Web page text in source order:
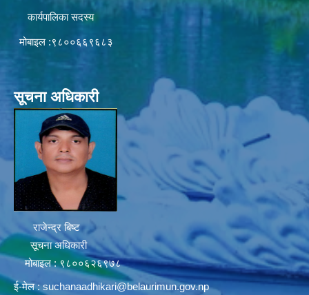
कार्यपालिका सदस्य
मोबाइल :९८००६६९६८३
सूचना अधिकारी
राजेन्द्र बिष्ट
सूचना अधिकारी
मोबाइल : ९८००६२६९७८
ई-मेल : suchanaadhikari@belaurimun.gov.np